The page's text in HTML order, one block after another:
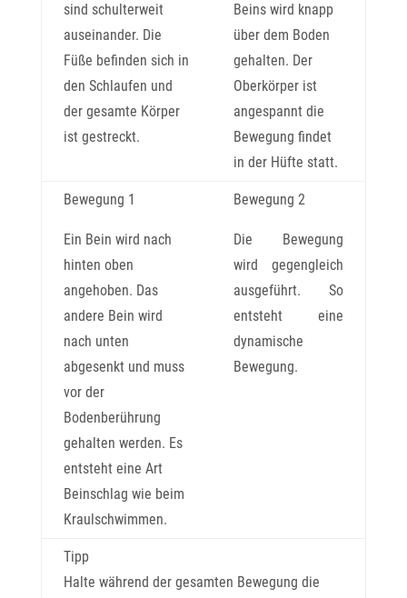
sind schulterweit
auseinander. Die
Füße befinden sich in
den Schlaufen und
der gesamte Körper
ist gestreckt.
Beins wird knapp
über dem Boden
gehalten. Der
Oberkörper ist
angespannt die
Bewegung findet
in der Hüfte statt.
Bewegung 1
Ein Bein wird nach
hinten oben
angehoben. Das
andere Bein wird
nach unten
abgesenkt und muss
vor der
Bodenberührung
gehalten werden. Es
entsteht eine Art
Beinschlag wie beim
Kraulschwimmen.
Bewegung 2
Die Bewegung
wird gegengleich
ausgeführt. So
entsteht eine
dynamische
Bewegung.
Tipp
Halte während der gesamten Bewegung die